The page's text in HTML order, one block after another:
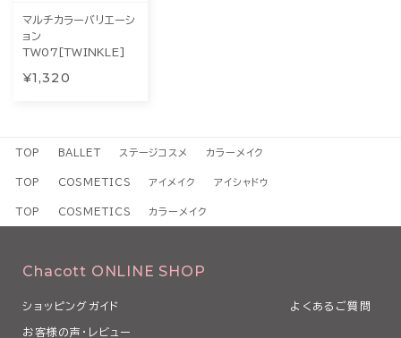
マルチカラーバリエーシ
ョン
TW07[TWINKLE]
¥1,320
TOP BALLET ステージコスメ カラーメイク
TOP COSMETICS アイメイク アイシャドウ
TOP COSMETICS カラーメイク
Chacott ONLINE SHOP
ショッピングガイド よくあるご質問
お客様の声・レビュー